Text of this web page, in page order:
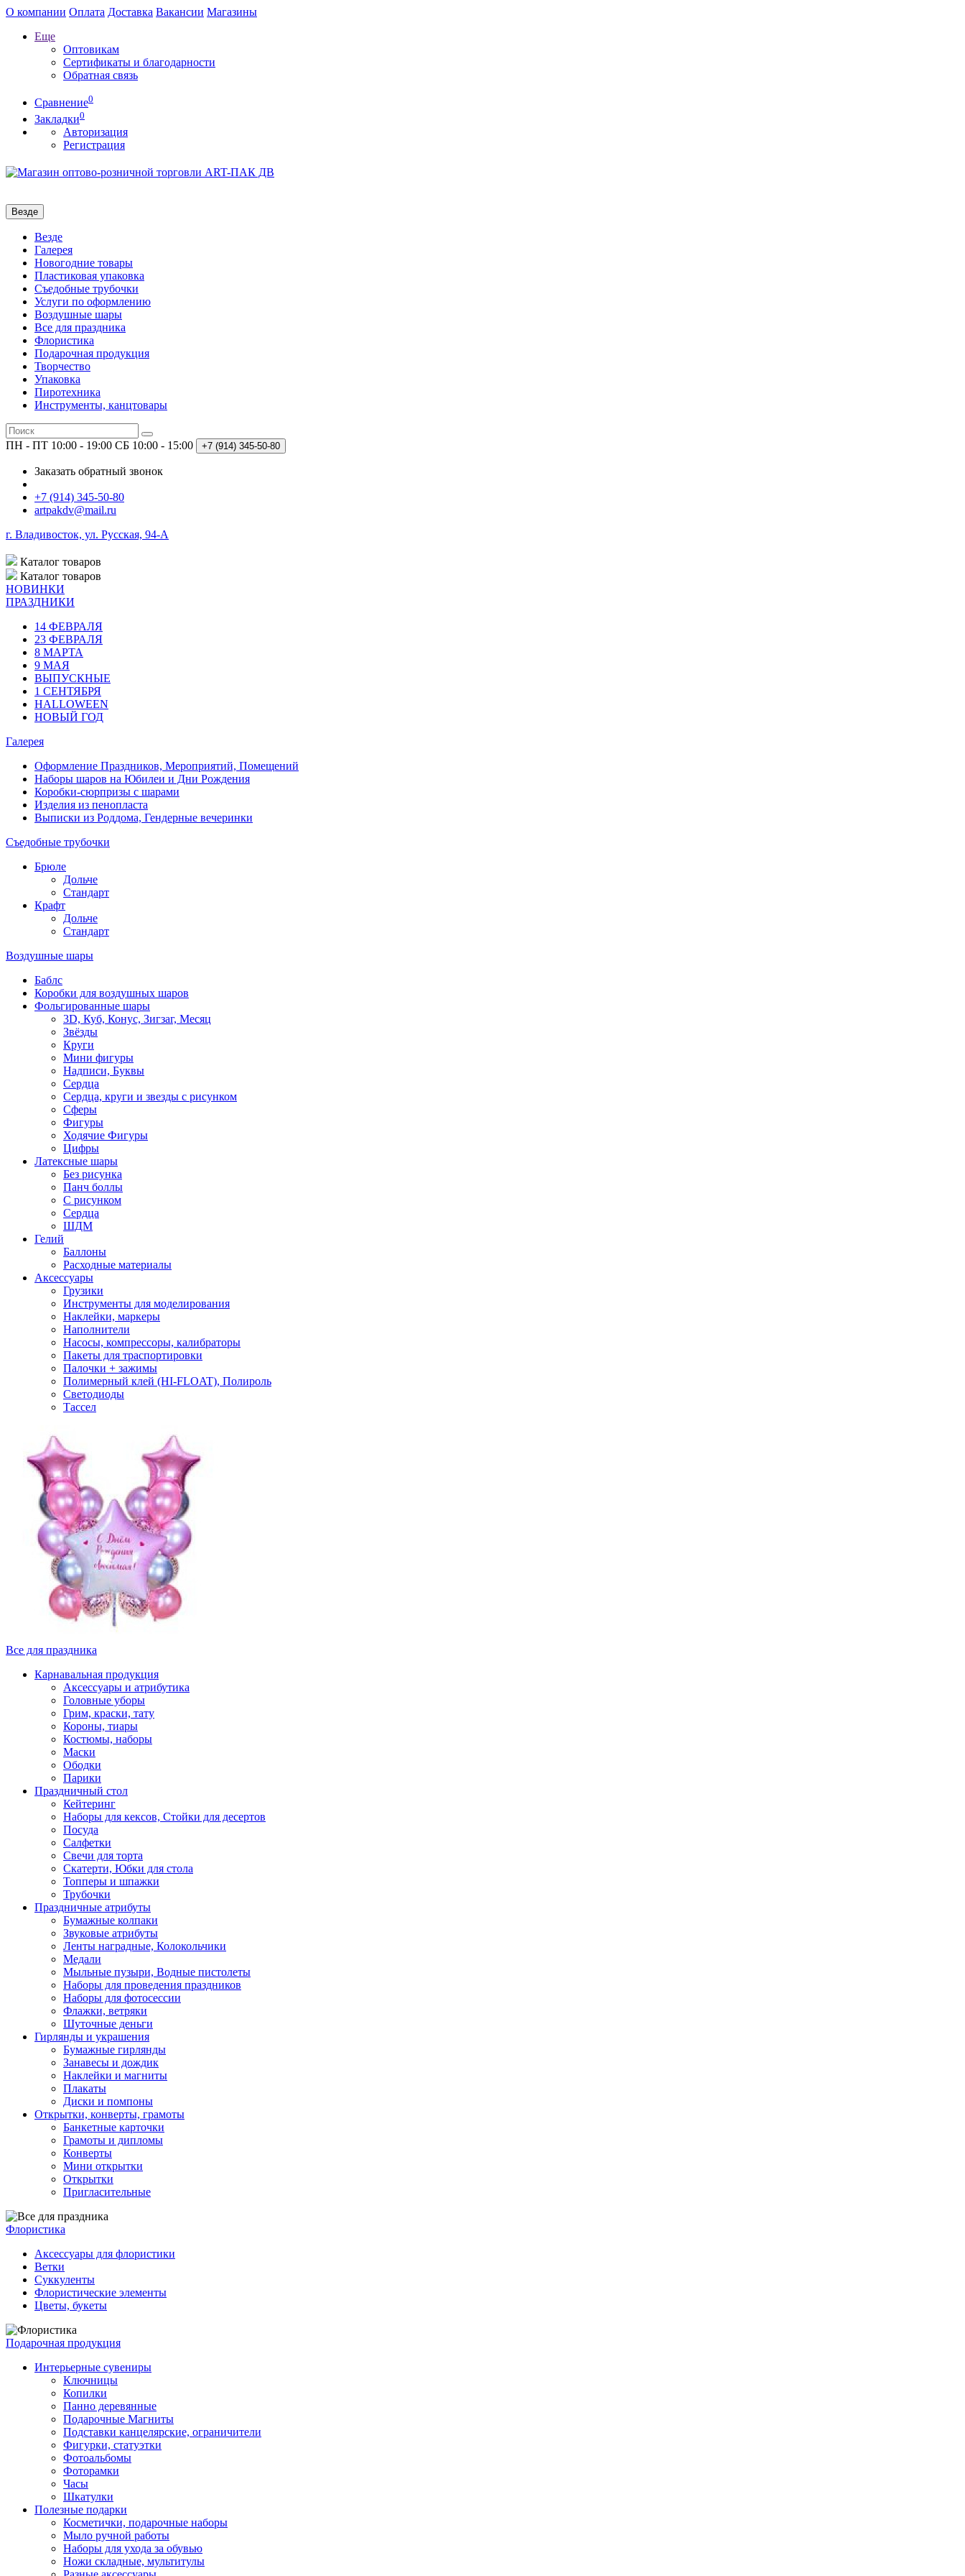
О компании Оплата Доставка Вакансии Магазины
Еще
Оптовикам
Сертификаты и благодарности
Обратная связь
Сравнение0
Закладки0
Авторизация
Регистрация
Везде
Везде
Галерея
Новогодние товары
Пластиковая упаковка
Съедобные трубочки
Услуги по оформлению
Воздушные шары
Все для праздника
Флористика
Подарочная продукция
Творчество
Упаковка
Пиротехника
Инструменты, канцтовары
ПН - ПТ 10:00 - 19:00 СБ 10:00 - 15:00 +7 (914) 345-50-80
Заказать обратный звонок
+7 (914) 345-50-80
artpakdv@mail.ru
г. Владивосток, ул. Русская, 94-А
Каталог товаров
Каталог товаров
НОВИНКИ
ПРАЗДНИКИ
14 ФЕВРАЛЯ
23 ФЕВРАЛЯ
8 МАРТА
9 МАЯ
ВЫПУСКНЫЕ
1 СЕНТЯБРЯ
HALLOWEEN
НОВЫЙ ГОД
Галерея
Оформление Праздников, Мероприятий, Помещений
Наборы шаров на Юбилеи и Дни Рождения
Коробки-сюрпризы с шарами
Изделия из пенопласта
Выписки из Роддома, Гендерные вечеринки
Съедобные трубочки
Брюле
Дольче
Стандарт
Крафт
Дольче
Стандарт
Воздушные шары
Баблс
Коробки для воздушных шаров
Фольгированные шары
3D, Куб, Конус, Зигзаг, Месяц
Звёзды
Круги
Мини фигуры
Надписи, Буквы
Сердца
Сердца, круги и звезды с рисунком
Сферы
Фигуры
Ходячие Фигуры
Цифры
Латексные шары
Без рисунка
Панч боллы
С рисунком
Сердца
ШДМ
Гелий
Баллоны
Расходные материалы
Аксессуары
Грузики
Инструменты для моделирования
Наклейки, маркеры
Наполнители
Насосы, компрессоры, калибраторы
Пакеты для траспортировки
Палочки + зажимы
Полимерный клей (HI-FLOAT), Полироль
Светодиоды
Тассел
Все для праздника
Карнавальная продукция
Аксессуары и атрибутика
Головные уборы
Грим, краски, тату
Короны, тиары
Костюмы, наборы
Маски
Ободки
Парики
Праздничный стол
Кейтеринг
Наборы для кексов, Стойки для десертов
Посуда
Салфетки
Свечи для торта
Скатерти, Юбки для стола
Топперы и шпажки
Трубочки
Праздничные атрибуты
Бумажные колпаки
Звуковые атрибуты
Ленты наградные, Колокольчики
Медали
Мыльные пузыри, Водные пистолеты
Наборы для проведения праздников
Наборы для фотосессии
Флажки, ветряки
Шуточные деньги
Гирлянды и украшения
Бумажные гирлянды
Занавесы и дождик
Наклейки и магниты
Плакаты
Диски и помпоны
Открытки, конверты, грамоты
Банкетные карточки
Грамоты и дипломы
Конверты
Мини открытки
Открытки
Пригласительные
Флористика
Аксессуары для флористики
Ветки
Суккуленты
Флористические элементы
Цветы, букеты
Подарочная продукция
Интерьерные сувениры
Ключницы
Копилки
Панно деревянные
Подарочные Магниты
Подставки канцелярские, ограничители
Фигурки, статуэтки
Фотоальбомы
Фоторамки
Часы
Шкатулки
Полезные подарки
Косметички, подарочные наборы
Мыло ручной работы
Наборы для ухода за обувью
Ножи складные, мультитулы